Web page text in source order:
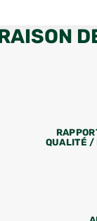
QUALITÉ /